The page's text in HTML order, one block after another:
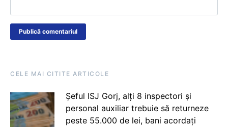
CELE MAI CITITE ARTICOLE
Șeful ISJ Gorj, alți 8 inspectori și
personal auxiliar trebuie să returneze
peste 55.000 de lei, bani acordați